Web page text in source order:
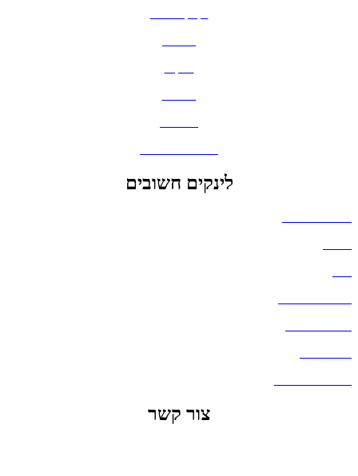
לינקים חשובים
צור קשר